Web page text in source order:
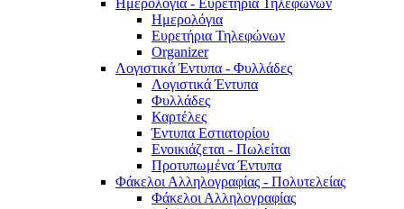
Ημερολόγια - Ευρετήρια Τηλεφώνων
Ημερολόγια
Ευρετήρια Τηλεφώνων
Organizer
Λογιστικά Έντυπα - Φυλλάδες
Λογιστικά Έντυπα
Φυλλάδες
Καρτέλες
Έντυπα Εστιατορίου
Ενοικιάζεται - Πωλείται
Προτυπωμένα Έντυπα
Φάκελοι Αλληλογραφίας - Πολυτελείας
Φάκελοι Αλληλογραφίας